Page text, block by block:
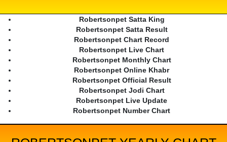
Robertsonpet Satta King
Robertsonpet Satta Result
Robertsonpet Chart Record
Robertsonpet Live Chart
Robertsonpet Monthly Chart
Robertsonpet Online Khabr
Robertsonpet Official Result
Robertsonpet Jodi Chart
Robertsonpet Live Update
Robertsonpet Number Chart